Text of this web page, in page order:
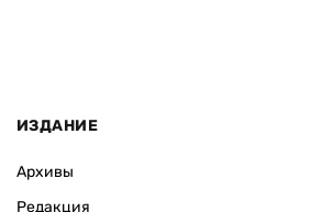
ИЗДАНИЕ
Архивы
Редакция